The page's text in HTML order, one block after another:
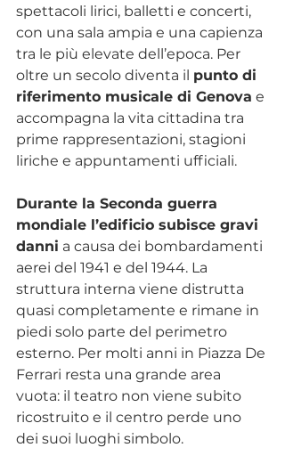
spettacoli lirici, balletti e concerti,
con una sala ampia e una capienza
tra le più elevate dell’epoca. Per
oltre un secolo diventa il punto di
riferimento musicale di Genova e
accompagna la vita cittadina tra
prime rappresentazioni, stagioni
liriche e appuntamenti ufficiali.
Durante la Seconda guerra
mondiale l’edificio subisce gravi
danni a causa dei bombardamenti
aerei del 1941 e del 1944. La
struttura interna viene distrutta
quasi completamente e rimane in
piedi solo parte del perimetro
esterno. Per molti anni in Piazza De
Ferrari resta una grande area
vuota: il teatro non viene subito
ricostruito e il centro perde uno
dei suoi luoghi simbolo.